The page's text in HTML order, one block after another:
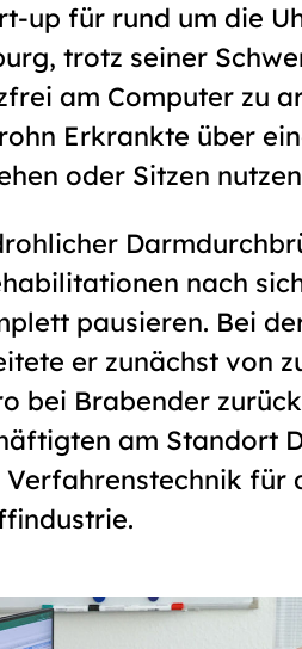
up für rund um die
trotz seiner
am Computer zu
Erkrankte über
oder Sitzen
nach
pausieren. Bei
er zunächst von
bei Brabender
am Standort
für